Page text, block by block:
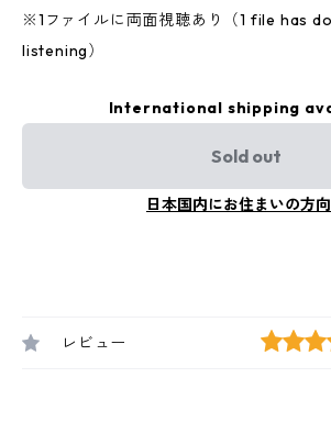
※1ファイルに両面視聴あり（1 file has
listening）
International shipping
Sold out
日本国内にお住まいの方
レビュー